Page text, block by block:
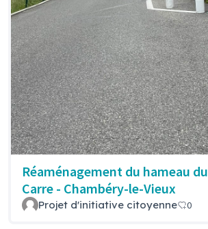
Réaménagement du hameau du
Carre - Chambéry-le-Vieux
Projet d'initiative citoyenne 0